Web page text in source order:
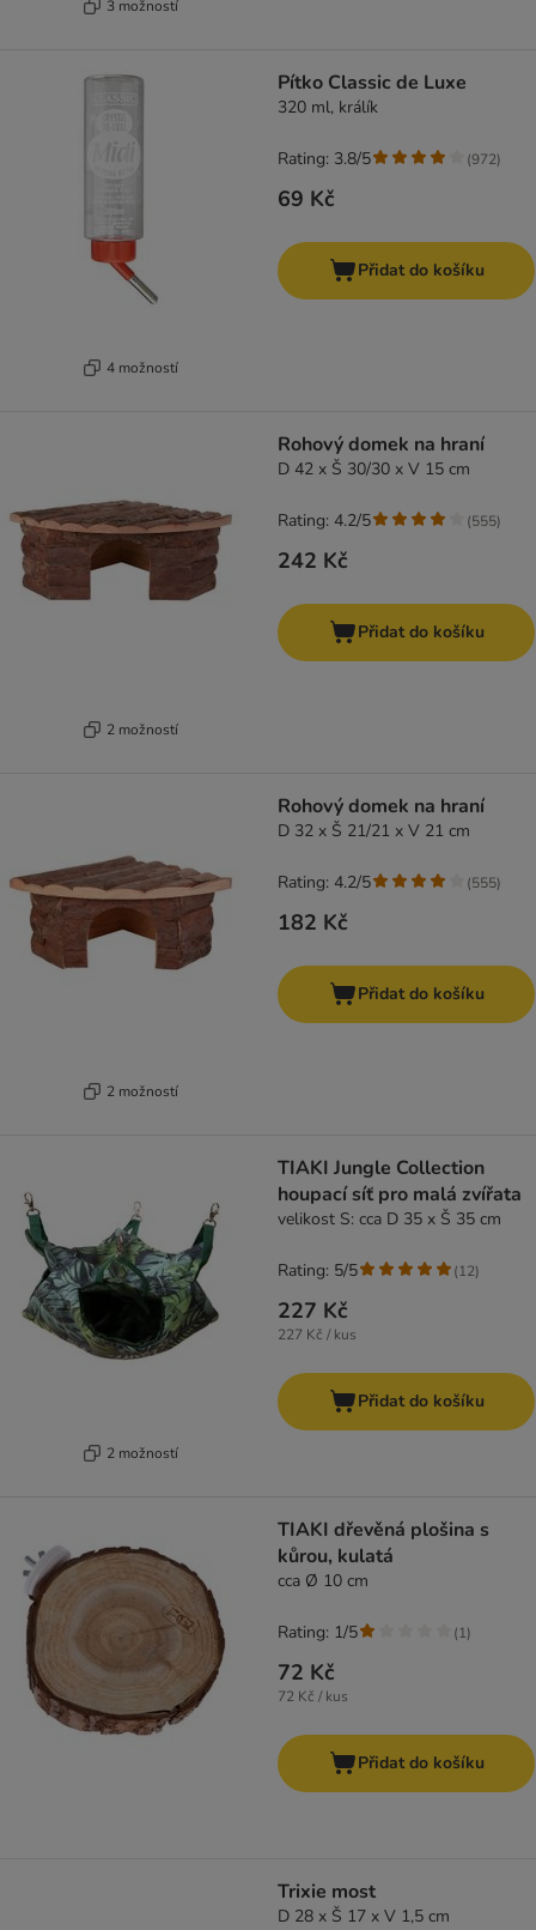
3 možností
4 možností
Pítko Classic de Luxe
320 ml, králík
69 Kč
Rating: 3.8/5 (972)
Přidat do košíku
2 možností
Rohový domek na hraní
D 42 x Š 30/30 x V 15 cm
242 Kč
Rating: 4.2/5 (555)
Přidat do košíku
2 možností
Rohový domek na hraní
D 32 x Š 21/21 x V 21 cm
182 Kč
Rating: 4.2/5 (555)
Přidat do košíku
2 možností
TIAKI Jungle Collection
houpací síť pro malá zvířata
velikost S: cca D 35 x Š 35 cm
227 Kč
227 Kč / kus
Rating: 5/5 (12)
Přidat do košíku
TIAKI dřevěná plošina s
kůrou, kulatá
cca Ø 10 cm
72 Kč
72 Kč / kus
Rating: 1/5 (1)
Přidat do košíku
Trixie most
D 28 x Š 17 x V 1,5 cm